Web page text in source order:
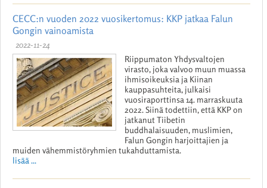
CECC:n vuoden 2022 vuosikertomus: KKP jatkaa Falun
Gongin vainoamista
2022-11-24
Riippumaton Yhdysvaltojen
virasto, joka valvoo muun muassa
ihmisoikeuksia ja Kiinan
kauppasuhteita, julkaisi
vuosiraporttinsa 14. marraskuuta
2022. Siinä todettiin, että KKP on
jatkanut Tiibetin
buddhalaisuuden, muslimien,
Falun Gongin harjoittajien ja
muiden vähemmistöryhmien tukahduttamista.
lisää ...